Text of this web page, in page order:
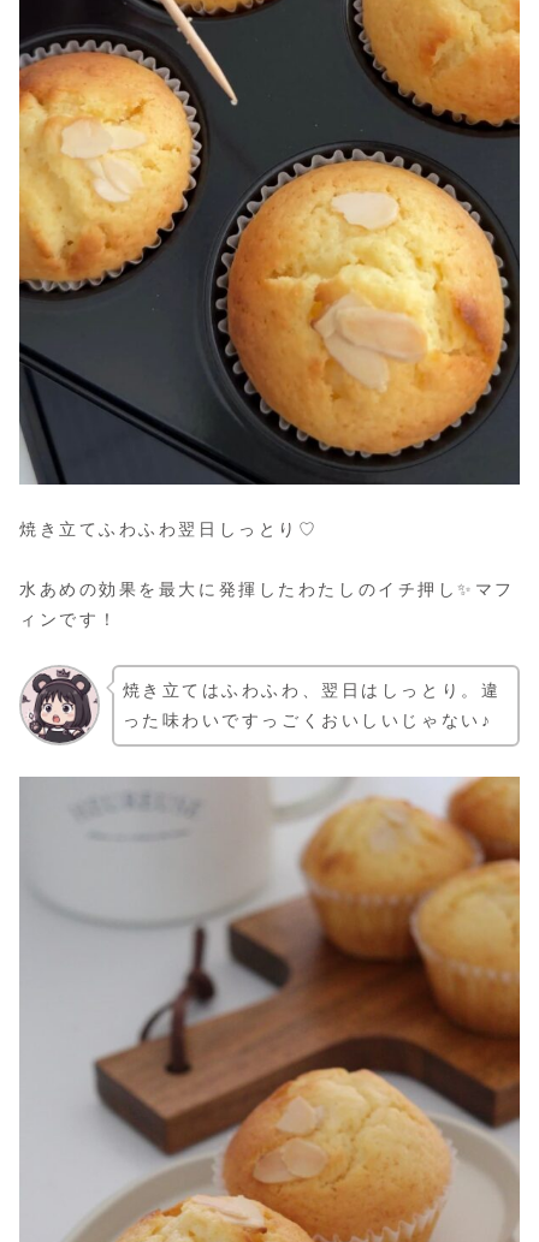
焼き立てふわふわ翌日しっとり♡
水あめの効果を最大に発揮したわたしのイチ押し✨マフ
ィンです！
焼き立てはふわふわ、翌日はしっとり。違
った味わいですっごくおいしいじゃない♪